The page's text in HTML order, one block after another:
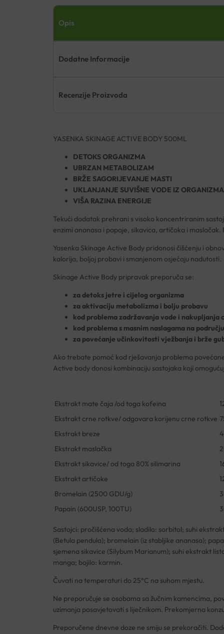
Opis
Dodatne Informacije
Recenzije Proizvoda
YASENKA SKINAGE ACTIVE BODY 500ML
DETOKS ORGANIZMA
UBRZAN METABOLIZAM
BRŽE SAGORIJEVANJE MASTI
UKLANJANJE SUVIŠNE VODE IZ ORGANIZMA
VIŠA RAZINA ENERGIJE
Tekući dodatak prehrani s visoko koncentriranim
enzimi ananasa i papaje, sikavica, artičoka i
Yasenka Skinage Active Body pridonosi čišćenju i
kalorija, boljoj probavi i smanjenom osjećaju nadutosti.
Skinage Active Body pripravak preporuča se:
za detoks jetre i cijelog organizma
za aktivaciju metabolizma i bolju probavu
kod problema zadržavanja vode i nakupljanja
kod problema s masnim naslagama na
za povećanje učinkovitosti vježbanja i brže
Ako trebate pomoć kod rješavanja problema
Active body donosi kombinaciju sastojaka koji
Ekstrakt mate čaja /od toga kofeina
Ekstrakt crne rotkve/ odgovara korijenu crne rotkve
Ekstrakt breze
Ekstrakt maslačka
Ekstrakt sikavice/ od toga 80% silimarina
Ekstrakt artičoke
Bromelain (2500 GDU/g)
Papain (600USP, 100TU)
Sastojci: pročišćena voda; sladilo: sorbitol; suhi
(Betula pendula); bromelain (iz stabljike ananasa);
sjemena sikavice (Silybum Marianum); suhi ekstrakt
manga; bojilo: karmin.
Čuvati na temperaturi do 25°C na suhom mjestu.
Ne preporučuje se osobama sa žučnim kamencima,
uzimanja posavjetovati s liječnikom. Prekomjerna
Preporučene dnevne doze ne smiju se prekoračiti.